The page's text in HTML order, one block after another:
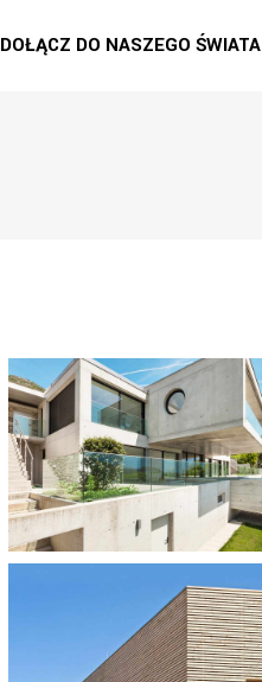
DOŁĄCZ DO NASZEGO ŚWIATA